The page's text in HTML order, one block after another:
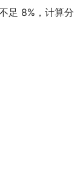
足 8%，计算分